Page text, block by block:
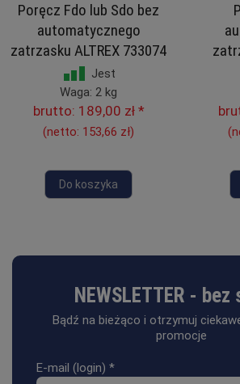
Poręcz Fdo lub Sdo bez
automatycznego
zatrzasku ALTREX 733074
Jest
Waga: 2 kg
brutto: 189,00 zł*
(netto: 153,66 zł)
Do koszyka
NEWSLETTER - bez
Bądź na bieżąco i otrzymuj
promocje
E-mail (login) *